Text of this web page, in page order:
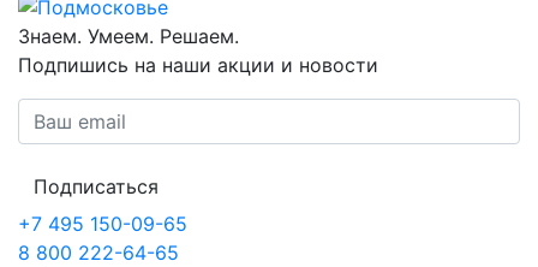
Знаем. Умеем. Решаем.
Подпишись на наши акции и новости
Подписаться
+7 495 150-09-65
8 800 222-64-65